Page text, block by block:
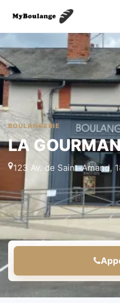
BOULANGERIE
LA
123 Av. de Saint-Amand,